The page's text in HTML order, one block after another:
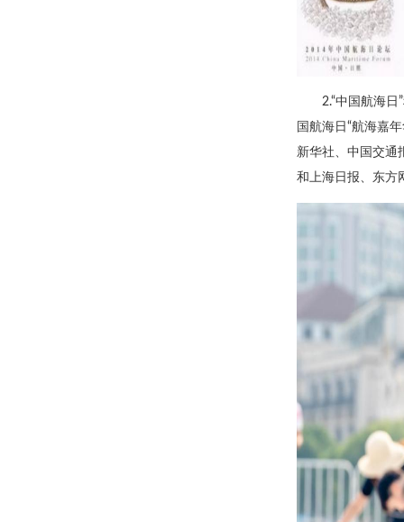
2.“中国航海
国航海日“航海嘉
新华社、中国交通
和上海日报、东方